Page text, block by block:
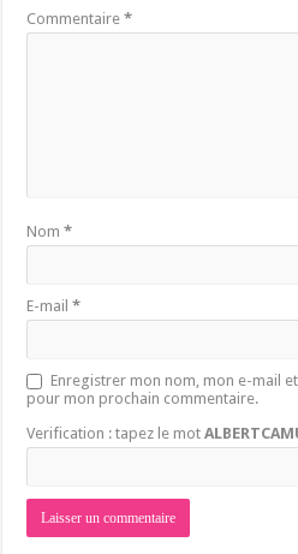
Commentaire*
Nom*
E-mail*
Enregistrer mon nom, mon e-mail
pour mon prochain commentaire.
Verification : tapez le mot